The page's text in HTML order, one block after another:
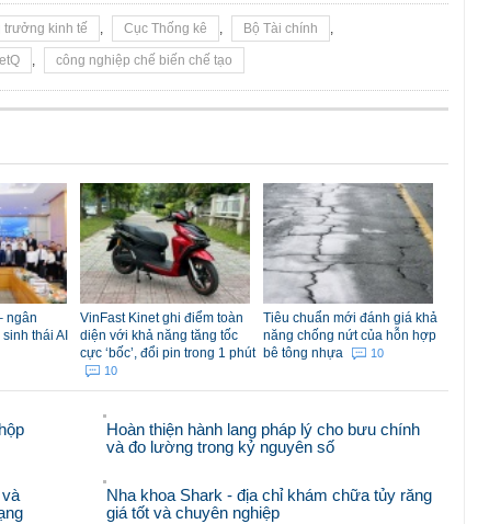
trưởng kinh tế , Cục Thống kê , Bộ Tài chính ,
, công nghiệp chế biến chế tạo
ngân
thái AI
VinFast Kinet ghi điểm toàn
diện với khả năng tăng tốc
cực ‘bốc’, đổi pin trong 1 phút
10
Tiêu chuẩn mới đánh giá khả
năng chống nứt của hỗn hợp
bê tông nhựa
10
Hoàn thiện hành lang pháp lý cho bưu chính
và đo lường trong kỷ nguyên số
Nha khoa Shark - địa chỉ khám chữa tủy răng
giá tốt và chuyên nghiệp